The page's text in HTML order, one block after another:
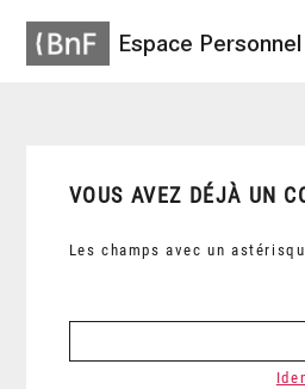
Espace Personnel
VOUS AVEZ DÉJÀ UN
Les champs avec un